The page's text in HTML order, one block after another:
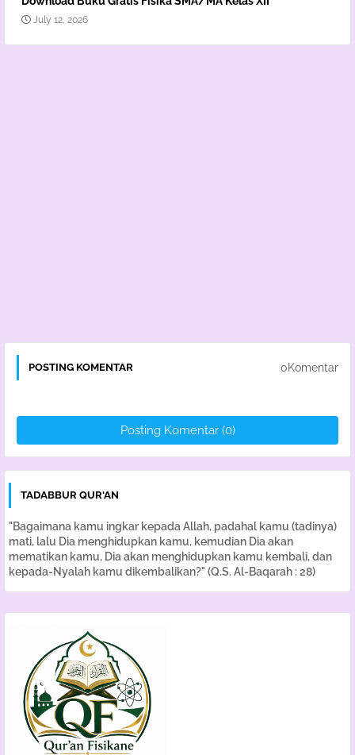
July 12, 2026
POSTING KOMENTAR 0Komentar
Posting Komentar (0)
TADABBUR QUR'AN
"Bagaimana kamu ingkar kepada Allah, padahal kamu (tadinya)
mati, lalu Dia menghidupkan kamu, kemudian Dia akan
mematikan kamu, Dia akan menghidupkan kamu kembali, dan
kepada-Nyalah kamu dikembalikan?" (Q.S. Al-Baqarah : 28)